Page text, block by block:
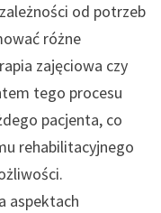
od potrzeb
różne
zajęciowa czy
tego procesu
pacjenta, co
rehabilitacyjnego
aspektach